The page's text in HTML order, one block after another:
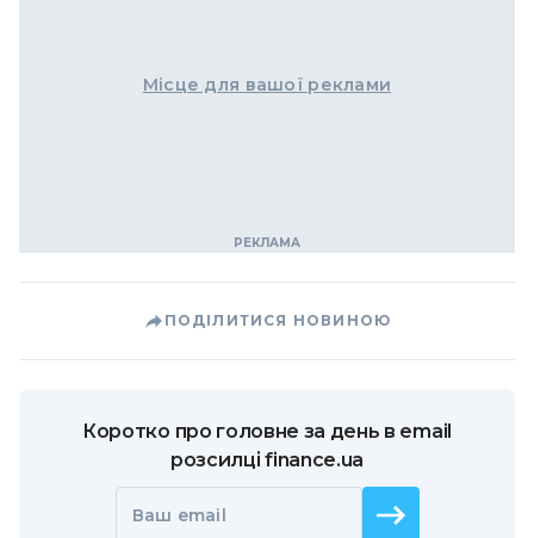
Місце для вашої реклами
ПОДІЛИТИСЯ НОВИНОЮ
Коротко про головне за день в email
розсилці finance.ua
Ваш email